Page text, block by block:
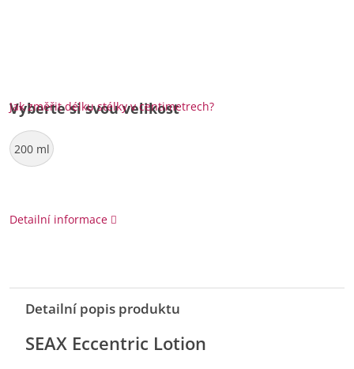
Jak změřit délku stélky v centimetrech?
Vyberte si svou velikost
200 ml
Detailní informace
Detailní popis produktu
SEAX Eccentric Lotion